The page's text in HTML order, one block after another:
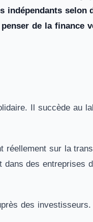
indépendants selon
de la finance
Il succède au
réellement sur la
dans des entreprises
des investisseurs.